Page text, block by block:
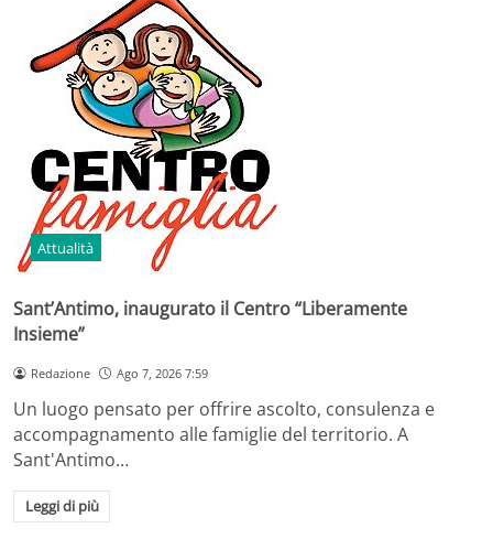
Attualità
Sant’Antimo, inaugurato il Centro “Liberamente
Insieme”
Redazione Ago 7, 2026 7:59
Un luogo pensato per offrire ascolto, consulenza e
accompagnamento alle famiglie del territorio. A
Sant'Antimo…
Leggi di più